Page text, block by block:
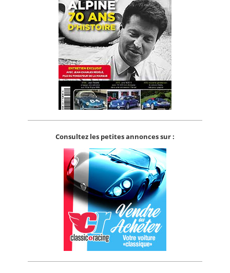
Consultez les petites annonces sur :